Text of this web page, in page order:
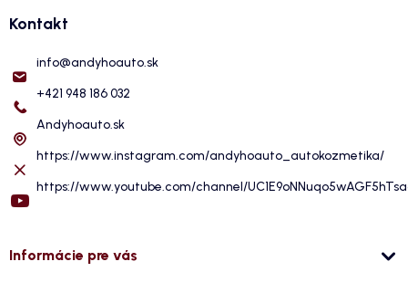
Kontakt
info@andyhoauto.sk
+421 948 186 032
Andyhoauto.sk
https://www.instagram.com/andyhoauto_autokozmetika/
https://www.youtube.com/channel/
Informácie pre vás